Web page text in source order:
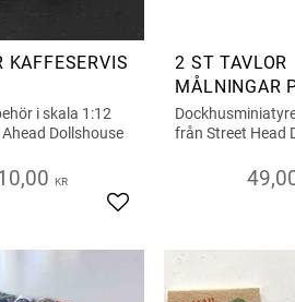
KAFFESERVIS
i skala 1:12
Dollshouse
KR
Add to favorites
2 ST TAVLOR
MÅLNINGAR
MAN OCH
från Street Head